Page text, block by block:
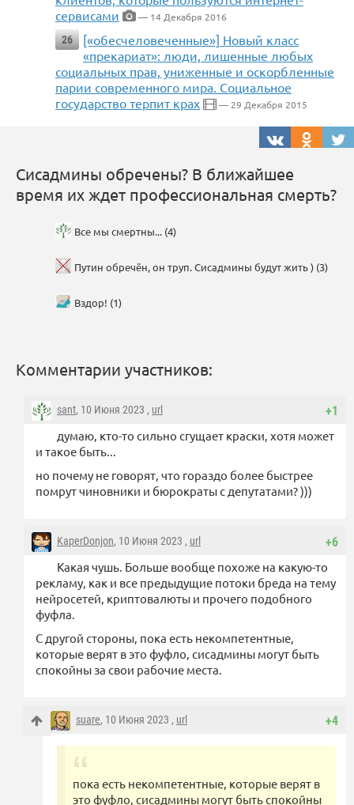
сервисами
— 14 Декабря 2016
26
[«обесчеловеченные»] Новый класс
«прекариат»: люди, лишенные любых
социальных прав, униженные и оскорбленные
парии современного мира. Социальное
государство терпит крах
— 29 Декабря 2015
Сисадмины обречены? В ближайшее
время их ждет профессиональная смерть?
Все мы смертны... (4)
Путин обречён, он труп. Сисадмины будут жить ) (3)
Вздор! (1)
Комментарии участников:
+1
sant, 10 Июня 2023 , url
думаю, кто-то сильно сгущает краски, хотя может
и такое быть...
но почему не говорят, что гораздо более быстрее
помрут чиновники и бюрократы с депутатами? )))
+6
KaperDonjon, 10 Июня 2023 , url
Какая чушь. Больше вообще похоже на какую-то
рекламу, как и все предыдущие потоки бреда на тему
нейросетей, криптовалюты и прочего подобного
фуфла.
С другой стороны, пока есть некомпетентные,
которые верят в это фуфло, сисадмины могут быть
спокойны за свои рабочие места.
+4
suare, 10 Июня 2023 , url
пока есть некомпетентные, которые верят в
это фуфло, сисадмины могут быть спокойны